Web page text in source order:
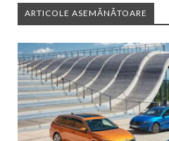
ARTICOLE ASEMĂNĂTOARE